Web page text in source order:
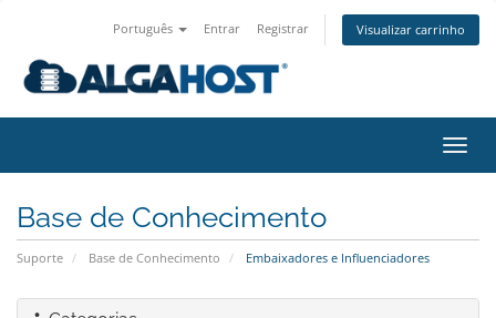
Português Entrar Registrar Visualizar carrinho
Base de Conhecimento
Suporte Base de Conhecimento Embaixadores e Influenciadores